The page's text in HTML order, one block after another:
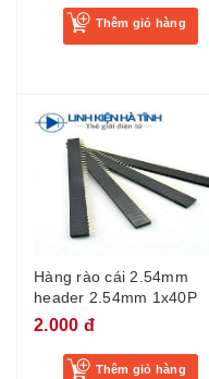
động cơ
Thêm giỏ hàng
Hàng rào cái 2.54mm
header 2.54mm 1x40P
2.000 đ
Thêm giỏ hàng